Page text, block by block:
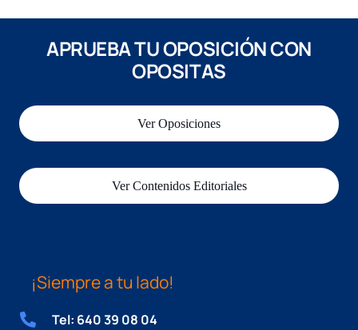
APRUEBA TU OPOSICIÓN CON
OPOSITAS
Ver Oposiciones
Ver Contenidos Editoriales
¡Siempre a tu lado!
Tel: 640 39 08 04